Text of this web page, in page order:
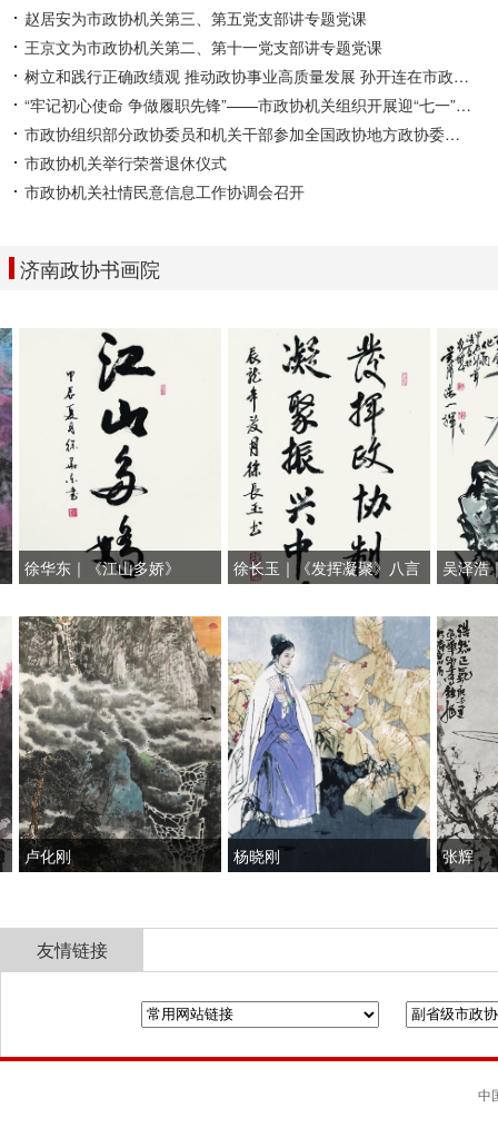
赵居安为市政协机关第三、第五党支部讲专题党课
王京文为市政协机关第二、第十一党支部讲专题党课
树立和践行正确政绩观 推动政协事业高质量发展 孙开连在市政协机关讲学习教育专题党课
“牢记初心使命 争做履职先锋”——市政协机关组织开展迎“七一”主题党日活动
市政协组织部分政协委员和机关干部参加全国政协地方政协委员（干部）培训班
市政协机关举行荣誉退休仪式
市政协机关社情民意信息工作协调会召开
济南政协书画院
徐华东｜《江山多娇》
徐长玉｜《发挥凝聚》八言
吴泽浩｜
卢化刚 杨晓刚 张辉
友情链接
中